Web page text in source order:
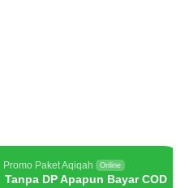
Promo Paket Aqiqah Online
Tanpa DP Apapun Bayar COD